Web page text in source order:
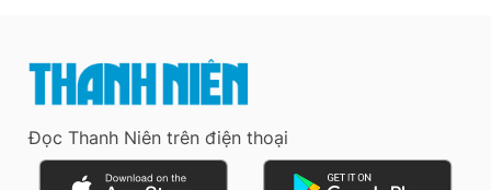
Đọc Thanh Niên trên điện thoại